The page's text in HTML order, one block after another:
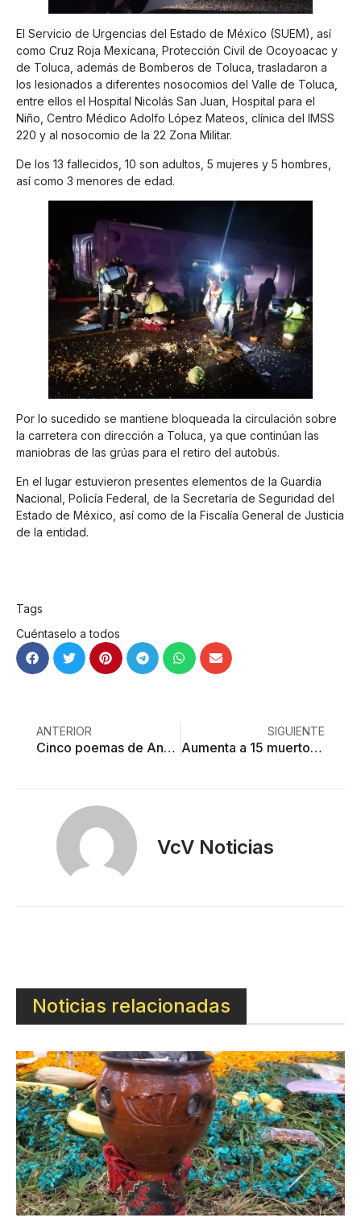
El Servicio de Urgencias del Estado de México (SUEM), así
como Cruz Roja Mexicana, Protección Civil de Ocoyoacac y
de Toluca, además de Bomberos de Toluca, trasladaron a
los lesionados a diferentes nosocomios del Valle de Toluca,
entre ellos el Hospital Nicolás San Juan, Hospital para el
Niño, Centro Médico Adolfo López Mateos, clínica del IMSS
220 y al nosocomio de la 22 Zona Militar.
De los 13 fallecidos, 10 son adultos, 5 mujeres y 5 hombres,
así como 3 menores de edad.
Por lo sucedido se mantiene bloqueada la circulación sobre
la carretera con dirección a Toluca, ya que continúan las
maniobras de las grúas para el retiro del autobús.
En el lugar estuvieron presentes elementos de la Guardia
Nacional, Policía Federal, de la Secretaría de Seguridad del
Estado de México, así como de la Fiscalía General de Justicia
de la entidad.
Tags
Cuéntaselo a todos
ANTERIOR
Cinco poemas de Ana Estaregui
SIGUIENTE
Aumenta a 15 muertos el saldo de la volcadura en la México-Toluca
VcV Noticias
Noticias relacionadas